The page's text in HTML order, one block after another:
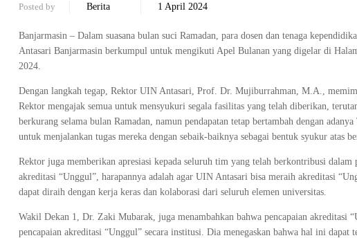
Posted by
Berita
1 April 2024
Banjarmasin – Dalam suasana bulan suci Ramadan, para dosen dan tenaga
Antasari Banjarmasin berkumpul untuk mengikuti Apel Bulanan yang digelar di
2024.
Dengan langkah tegap, Rektor UIN Antasari, Prof. Dr. Mujiburrahman, M.A.,
Rektor mengajak semua untuk mensyukuri segala fasilitas yang telah diberikan,
berkurang selama bulan Ramadan, namun pendapatan tetap bertambah dengan
untuk menjalankan tugas mereka dengan sebaik-baiknya sebagai bentuk syukur atas
Rektor juga memberikan apresiasi kepada seluruh tim yang telah berkontribusi
akreditasi “Unggul”, harapannya adalah agar UIN Antasari bisa meraih akreditasi
dapat diraih dengan kerja keras dan kolaborasi dari seluruh elemen universitas.
Wakil Dekan 1, Dr. Zaki Mubarak, juga menambahkan bahwa pencapaian akreditasi
pencapaian akreditasi “Unggul” secara institusi. Dia menegaskan bahwa hal ini